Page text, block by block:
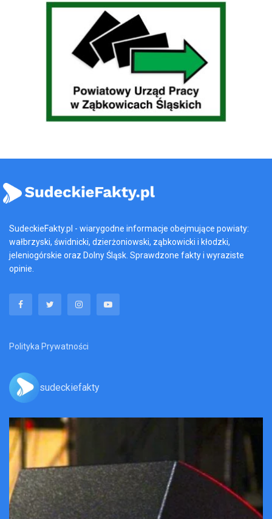
SudeckieFakty.pl - wiarygodne informacje obejmujące powiaty:
wałbrzyski, świdnicki, dzierżoniowski, ząbkowicki i kłodzki,
jeleniogórskie oraz Dolny Śląsk. Sprawdzone fakty i wyraziste
opinie.
Polityka Prywatności
sudeckiefakty